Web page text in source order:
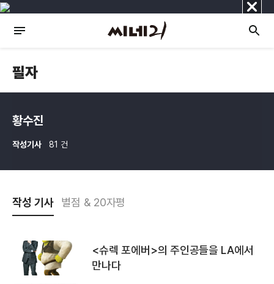
닫
기
필자
황수진
작성기사 81 건
작성 기사 별점 & 20자평
<슈렉 포에버>의 주인공들을 LA에서
만나다